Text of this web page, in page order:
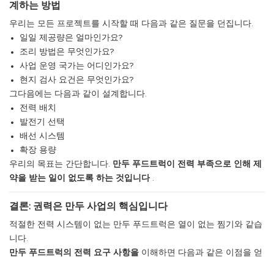
계하는 방법
우리는 모든 프로젝트를 시작할 때 다음과 같은 질문을 던집니다.
일일 제공량은 얼마인가요?
조리 방법은 무엇인가요?
사업 운영 국가는 어디인가요?
현지 검사 요건은 무엇인가요?
그다음에는 다음과 같이 설계합니다.
전력 배치
발전기 선택
배선 시스템
확장 용량
우리의 목표는 간단합니다. 만두 푸드트럭이 전력 부족으로 인해 제
약을 받는 일이 없도록 하는 것입니다.
결론: 권력은 만두 사업의 핵심입니다
적절한 전력 시스템이 없는 만두 푸드트럭은 열이 없는 찜기와 같습
니다.
만두 푸드트럭의 전력 요구 사항을 이해하면 다음과 같은 이점을 얻